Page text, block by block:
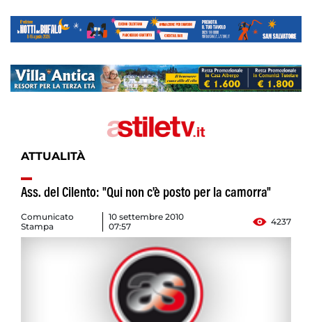
ATTUALITÀ
Ass. del Cilento: "Qui non c'è posto per la camorra"
Comunicato
Stampa
10 settembre 2010
07:57
4237